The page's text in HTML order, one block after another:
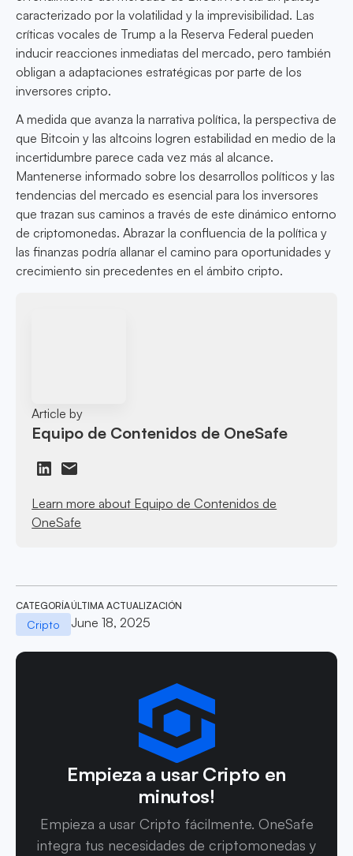
caracterizado por la volatilidad y la imprevisibilidad. Las
críticas vocales de Trump a la Reserva Federal pueden
inducir reacciones inmediatas del mercado, pero también
obligan a adaptaciones estratégicas por parte de los
inversores cripto.
A medida que avanza la narrativa política, la perspectiva de
que Bitcoin y las altcoins logren estabilidad en medio de la
incertidumbre parece cada vez más al alcance.
Mantenerse informado sobre los desarrollos políticos y las
tendencias del mercado es esencial para los inversores
que trazan sus caminos a través de este dinámico entorno
de criptomonedas. Abrazar la confluencia de la política y
las finanzas podría allanar el camino para oportunidades y
crecimiento sin precedentes en el ámbito cripto.
Article by
Equipo de Contenidos de OneSafe
Learn more about Equipo de Contenidos de
OneSafe
CATEGORÍA
Cripto
ÚLTIMA ACTUALIZACIÓN
June 18, 2025
Empieza a usar Cripto en
minutos!
Empieza a usar Cripto fácilmente. OneSafe
integra tus necesidades de criptomonedas y